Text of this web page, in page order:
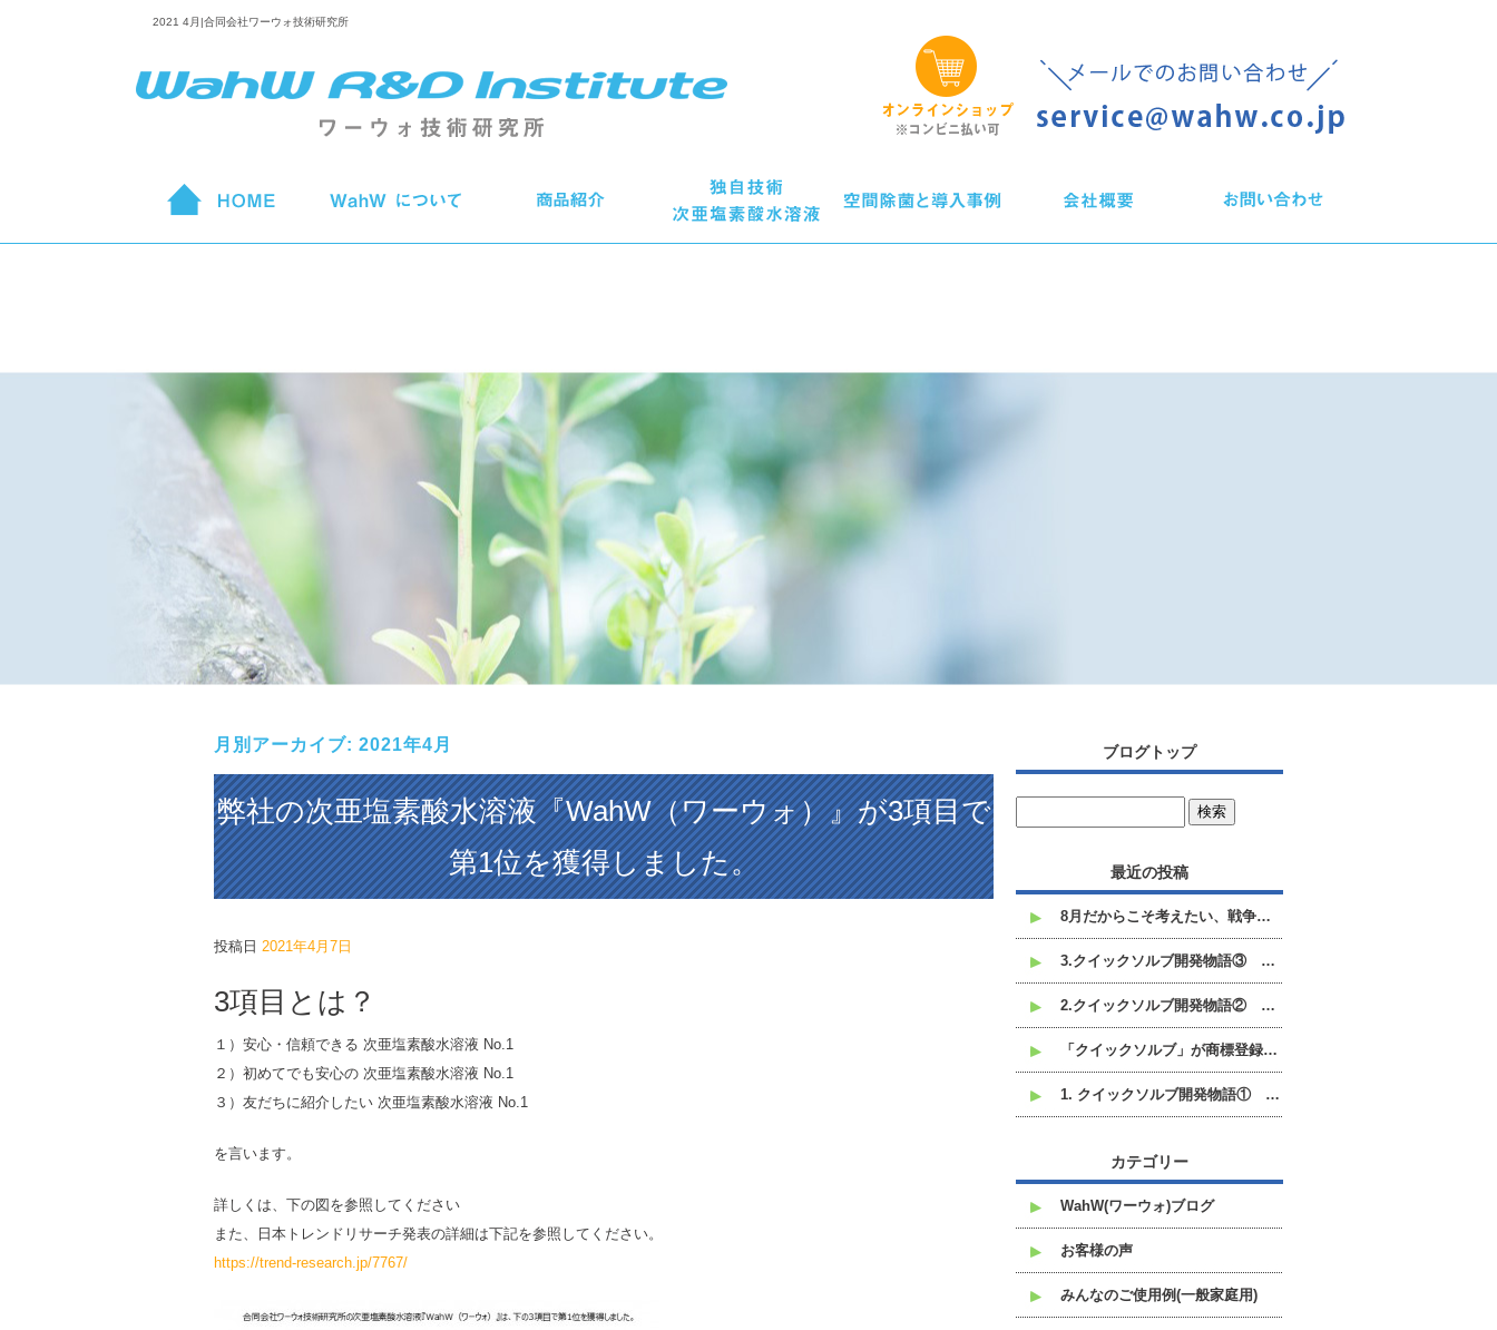
2021 4月|合同会社ワーウォ技術研究所
月別アーカイブ: 2021年4月
弊社の次亜塩素酸水溶液『WahW（ワーウォ）』が3項目で
第1位を獲得しました。
投稿日 2021年4月7日
3項目とは？
１）安心・信頼できる 次亜塩素酸水溶液 No.1
２）初めてでも安心の 次亜塩素酸水溶液 No.1
３）友だちに紹介したい 次亜塩素酸水溶液 No.1
を言います。
詳しくは、下の図を参照してください
また、日本トレンドリサーチ発表の詳細は下記を参照してください。
https://trend-research.jp/7767/
ブログトップ
最近の投稿
8月だからこそ考えたい、戦争と平和のこと
3.クイックソルブ開発物語③ 白い不溶沈殿物との格闘
2.クイックソルブ開発物語② なぜ液体ではなく粉末なのか
「クイックソルブ」が商標登録されました。
1. クイックソルブ開発物語① 開発のきっかけは、中東の港にありました
カテゴリー
WahW(ワーウォ)ブログ
お客様の声
みんなのご使用例(一般家庭用)